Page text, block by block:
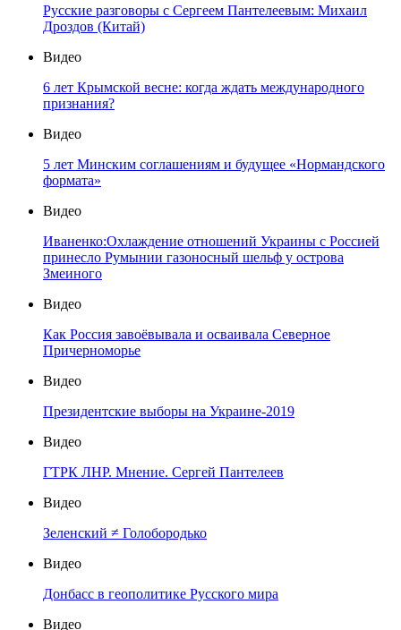
Русские разговоры с Сергеем Пантелеевым: Михаил
Дроздов (Китай)
Видео
6 лет Крымской весне: когда ждать международного
признания?
Видео
5 лет Минским соглашениям и будущее «Нормандского
формата»
Видео
Иваненко:Охлаждение отношений Украины с Россией
принесло Румынии газоносный шельф у острова
Змеиного
Видео
Как Россия завоёвывала и осваивала Северное
Причерноморье
Видео
Президентские выборы на Украине-2019
Видео
ГТРК ЛНР. Мнение. Сергей Пантелеев
Видео
Зеленский ≠ Голобородько
Видео
Донбасс в геополитике Русского мира
Видео